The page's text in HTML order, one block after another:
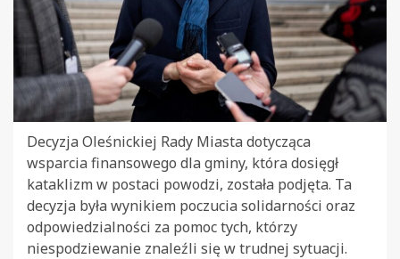
Decyzja Oleśnickiej Rady Miasta dotycząca
wsparcia finansowego dla gminy, która dosięgł
kataklizm w postaci powodzi, została podjęta. Ta
decyzja była wynikiem poczucia solidarności oraz
odpowiedzialności za pomoc tych, którzy
niespodziewanie znaleźli się w trudnej sytuacji.